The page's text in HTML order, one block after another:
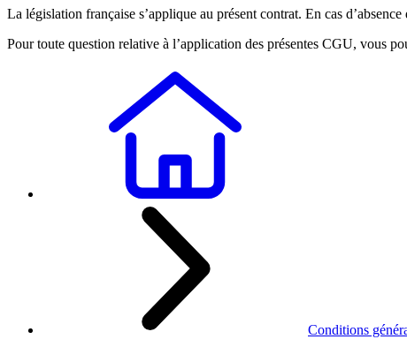
La législation française s’applique au présent contrat. En cas
Pour toute question relative à l’application des présentes CGU, vous
Conditions